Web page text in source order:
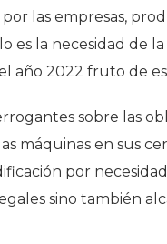
las empresas,
es la necesidad de
año 2022 fruto de
sobre las
máquinas en sus
por
sino también